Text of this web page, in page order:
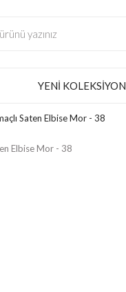
YENI KOLEKSIYON
Saten Elbise Mor - 38